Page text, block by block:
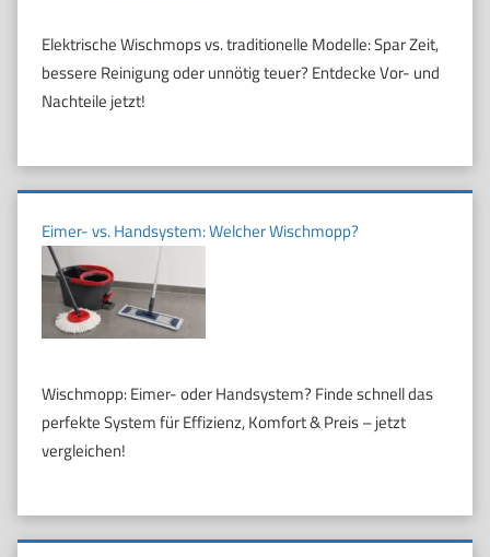
Elektrische Wischmops vs. traditionelle Modelle: Spar Zeit,
bessere Reinigung oder unnötig teuer? Entdecke Vor- und
Nachteile jetzt!
Eimer- vs. Handsystem: Welcher Wischmopp?
Wischmopp: Eimer- oder Handsystem? Finde schnell das
perfekte System für Effizienz, Komfort & Preis – jetzt
vergleichen!